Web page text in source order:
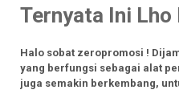
Ternyata Ini Lho
Halo sobat zeropromosi !
yang berfungsi sebagai alat
juga semakin berkembang,